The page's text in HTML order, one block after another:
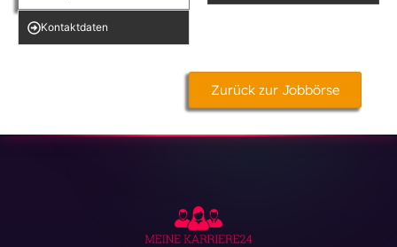
Kontakt­daten
Zurück zur Jobbörse